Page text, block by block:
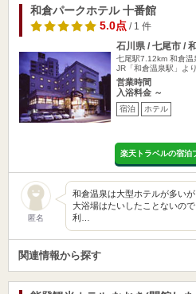
和倉パークホテル 十番館
5.0点/ 1 件
石川県 / 七尾市 /
七尾駅7.12km 和倉温
JR「和倉温泉駅」よ
営業時間
入浴料金 ～
宿泊 ホテル
楽天トラベルの宿泊
匿名
和倉温泉は大型ホテルが多い
大浴場はたいしたことないの
利…
関連情報から探す